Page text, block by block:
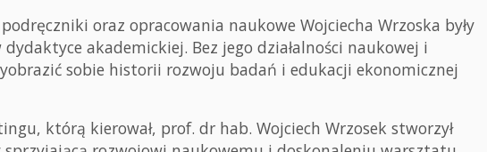
oraz opracowania naukowe Wojciecha Wrzoska były
akademickiej. Bez jego działalności naukowej i
sobie historii rozwoju badań i edukacji ekonomicznej
którą kierował, prof. dr hab. Wojciech Wrzosek stworzył